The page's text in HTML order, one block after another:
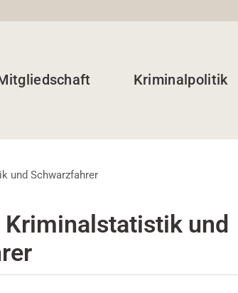
Kriminalpolitik
und Schwarzfahrer
und